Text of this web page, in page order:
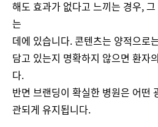
해도 효과가 없다고 느끼는 경우,
는
데에 있습니다. 콘텐츠는 양적으로
담고 있는지 명확하지 않으면 환자
다.
반면 브랜딩이 확실한 병원은 어떤
관되게 유지됩니다.